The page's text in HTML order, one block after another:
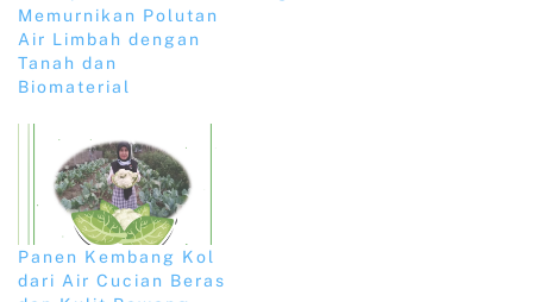
Memurnikan Polutan
Air Limbah dengan
Tanah dan
Biomaterial
Panen Kembang Kol
dari Air Cucian Beras